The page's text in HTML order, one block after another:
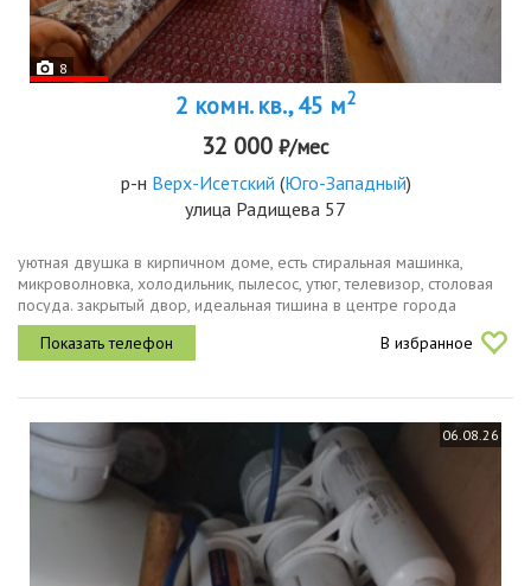
8
2 комн. кв., 45 м2
32 000 ₽/мес
р-н Верх-Исетский (Юго-Западный)
улица Радищева 57
уютная двушка в кирпичном доме, есть стиральная машинка,
микроволновка, холодильник, пылесос, утюг, телевизор, столовая
посуда. закрытый двор, идеальная тишина в центре города
идеальная локация для жизни и отдыха. в шаговой доступности
жизньмарт,...
В избранное
06.08.26